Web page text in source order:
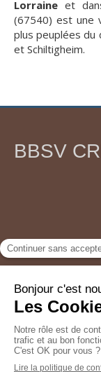
Lorraine et
(67540) est une
plus peuplées du
et Schiltigheim.
BBSV